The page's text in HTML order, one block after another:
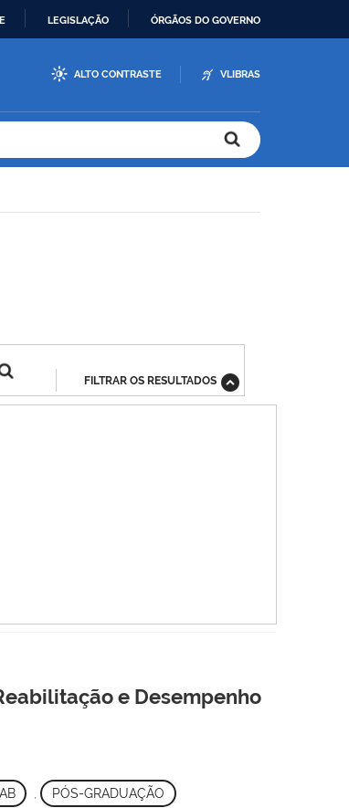
LEGISLAÇÃO ÓRGÃOS DO GOVERNO
ALTO CONTRASTE VLIBRAS
FILTRAR OS RESULTADOS
e Desempenho
, PÓS-GRADUAÇÃO